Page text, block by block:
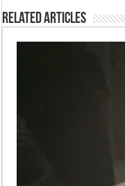
Related Articles